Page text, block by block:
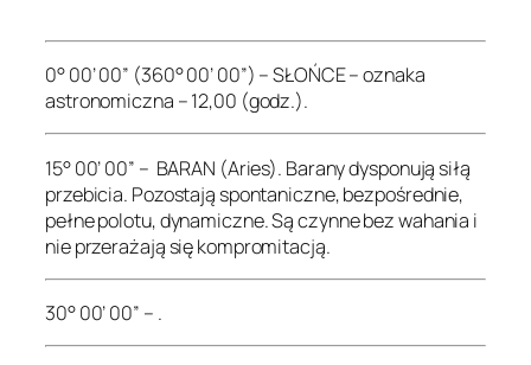
0° 00’ 00” (360° 00’ 00”) – SŁOŃCE – oznaka
astronomiczna – 12,00 (godz.).
15° 00’ 00” – BARAN (Aries). Barany dysponują siłą
przebicia. Pozostają spontaniczne, bezpośrednie,
pełne polotu, dynamiczne. Są czynne bez wahania i
nie przerażają się kompromitacją.
30° 00’ 00” – .